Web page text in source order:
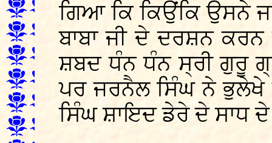
ਗਿਆ ਕਿ ਕਿਉਂਕਿ ਉਸਨੇ
ਬਾਬਾ ਜੀ ਦੇ ਦਰਸ਼ਨ
ਸ਼ਬਦ ਧੰਨ ਧੰਨ ਸ੍ਰੀ ਗੁਰੂ
ਪਰ ਜਰਨੈਲ ਸਿੰਘ ਨੇ ਭੁਲੇਖੇ
ਸਿੰਘ ਸ਼ਾਇਦ ਡੇਰੇ ਦੇ ਸਾਧ